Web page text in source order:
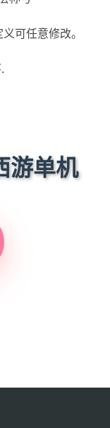
可任意修改。
游单机